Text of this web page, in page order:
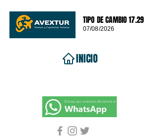
TIPO DE CAMBIO 17.29
07/08/2026
INICIO